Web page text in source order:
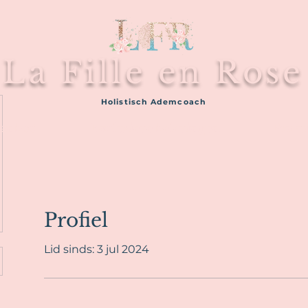
La Fille en Rose
Holistisch Ademcoach
Profiel
Lid sinds: 3 jul 2024